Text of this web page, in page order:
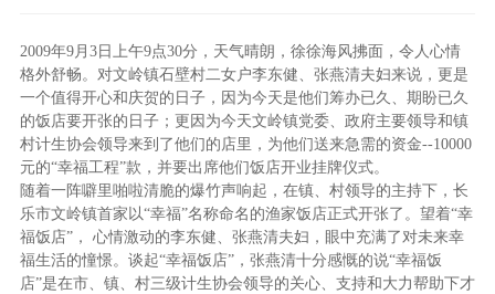
2009年9月3日上午9点30分，天气晴朗，徐徐海风拂面，令人心情
格外舒畅。对文岭镇石壁村二女户李东健、张燕清夫妇来说，更是
一个值得开心和庆贺的日子，因为今天是他们筹办已久、期盼已久
的饭店要开张的日子；更因为今天文岭镇党委、政府主要领导和镇
村计生协会领导来到了他们的店里，为他们送来急需的资金--10000
元的“幸福工程”款，并要出席他们饭店开业挂牌仪式。
随着一阵噼里啪啦清脆的爆竹声响起，在镇、村领导的主持下，长
乐市文岭镇首家以“幸福”名称命名的渔家饭店正式开张了。望着“幸
福饭店”， 心情激动的李东健、张燕清夫妇，眼中充满了对未来幸
福生活的憧憬。谈起“幸福饭店”，张燕清十分感慨的说“幸福饭
店”是在市、镇、村三级计生协会领导的关心、支持和大力帮助下才